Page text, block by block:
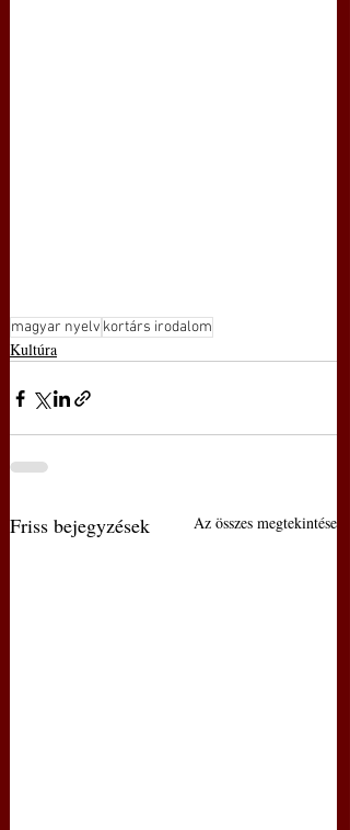
magyar nyelv kortárs irodalom
Kultúra
Friss bejegyzések Az összes megtekintése